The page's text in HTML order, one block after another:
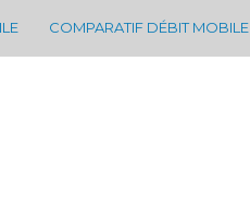
COMPARATIF DÉBIT MOBILE